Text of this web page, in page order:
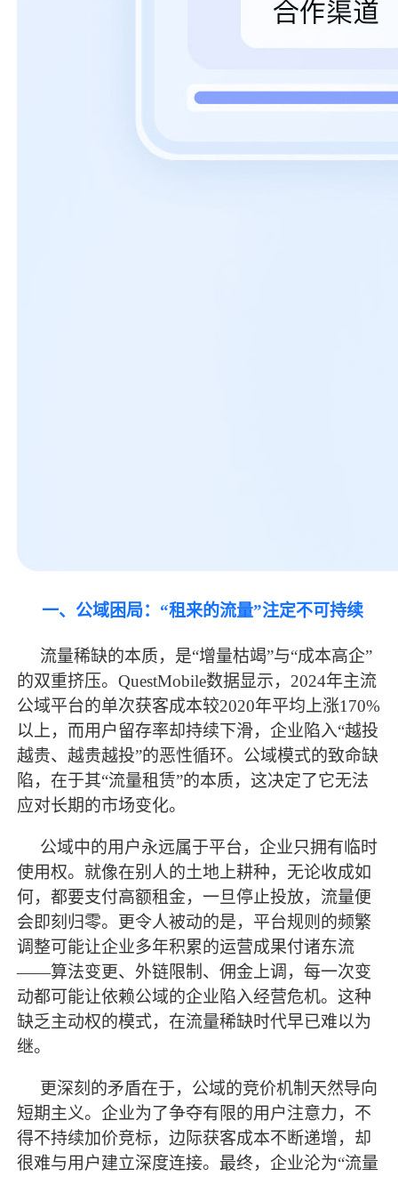
一、公域困局： “租来的流量”注定不可持续
流量稀缺的本质，是“增量枯竭”与“成本高企”
的双重挤压。QuestMobile数据显示，2024年主流
公域平台的单次获客成本较2020年平均上涨170%
以上，而用户留存率却持续下滑，企业陷入“越投
越贵、越贵越投”的恶性循环。公域模式的致命缺
陷，在于其“流量租赁”的本质，这决定了它无法
应对长期的市场变化。
公域中的用户永远属于平台，企业只拥有临时
使用权。就像在别人的土地上耕种，无论收成如
何，都要支付高额租金，一旦停止投放，流量便
会即刻归零。更令人被动的是，平台规则的频繁
调整可能让企业多年积累的运营成果付诸东流
——算法变更、外链限制、佣金上调，每一次变
动都可能让依赖公域的企业陷入经营危机。这种
缺乏主动权的模式，在流量稀缺时代早已难以为
继。
更深刻的矛盾在于，公域的竞价机制天然导向
短期主义。企业为了争夺有限的用户注意力，不
得不持续加价竞标，边际获客成本不断递增，却
很难与用户建立深度连接。 最终，企业沦为“流量